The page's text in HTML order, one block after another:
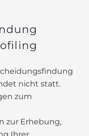
nicht statt.
zum
zur Erhebung,